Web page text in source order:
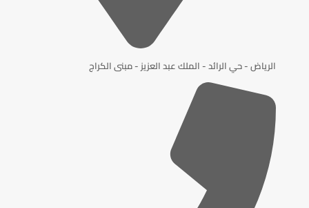
الرياض - حي الرائد - الملك عبد العزيز - مبنى الكراج